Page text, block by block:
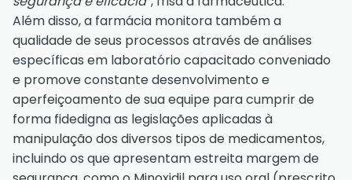
Além disso, a farmácia monitora também a
qualidade de seus processos através de análises
específicas em laboratório capacitado conveniado
e promove constante desenvolvimento e
aperfeiçoamento de sua equipe para cumprir de
forma fidedigna as legislações aplicadas à
manipulação dos diversos tipos de medicamentos,
incluindo os que apresentam estreita margem de